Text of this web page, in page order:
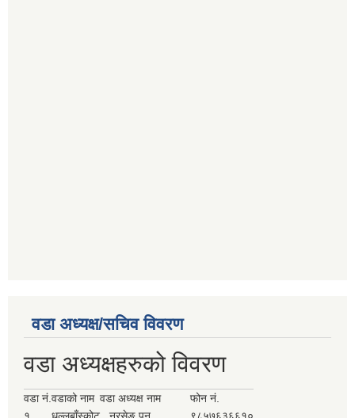
वडा अध्यक्ष/सचिव विवरण
वडा अध्यक्षहरुको विवरण
वडा नं. वडाको नाम वडा अध्यक्ष नाम
फोन नं.
१
धुल्लुबाँस्कोट नरसेङ पुन
९८५७६३६६१०